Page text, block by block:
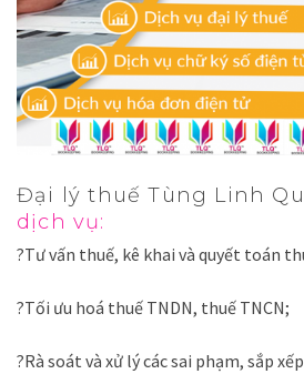
Đại lý thuế Tùng Linh
dịch vụ:
?Tư vấn thuế, kê khai và quyết toán
?Tối ưu hoá thuế TNDN, thuế TNCN;
?Rà soát và xử lý các sai phạm, sắp